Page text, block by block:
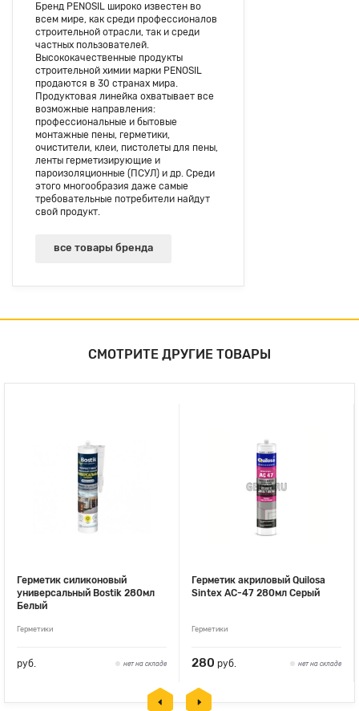
Бренд PENOSIL широко известен во
всем мире, как среди профессионалов
строительной отрасли, так и среди
частных пользователей.
Высококачественные продукты
строительной химии марки PENOSIL
продаются в 30 странах мира.
Продуктовая линейка охватывает все
возможные направления:
профессиональные и бытовые
монтажные пены, герметики,
очистители, клеи, пистолеты для пены,
ленты герметизирующие и
пароизоляционные (ПСУЛ) и др. Среди
этого многообразия даже самые
требовательные потребители найдут
свой продукт.
все товары бренда
СМОТРИТЕ ДРУГИЕ ТОВАРЫ
Герметик силиконовый
универсальный Bostik 280мл
Белый
Герметики
руб. нет на складе
Герметик акриловый Quilosa
Sintex AC-47 280мл Серый
Герметики
280 руб. нет на складе